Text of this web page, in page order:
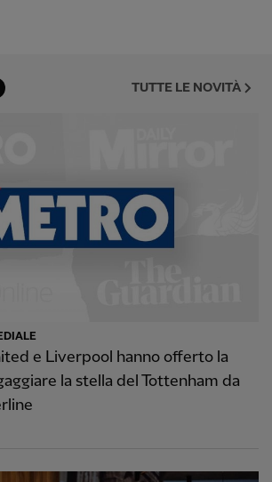
TUTTE LE NOVITÀ
e Liverpool hanno offerto la
la stella del Tottenham da